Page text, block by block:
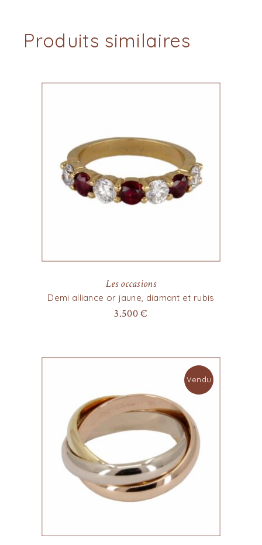
Produits similaires
Les occasions
Demi alliance or jaune, diamant et rubis
3.500€
Vendu